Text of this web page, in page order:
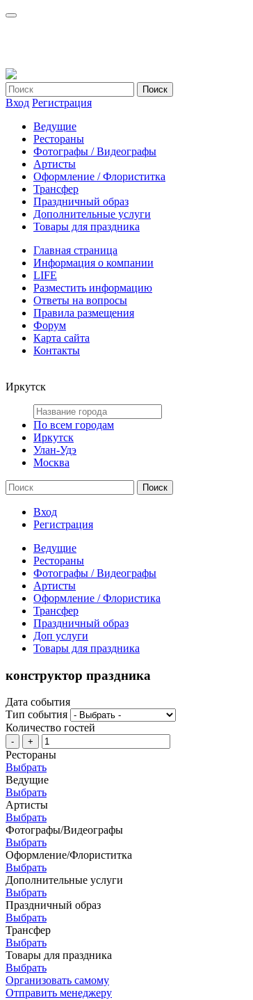
Вход Регистрация
Ведущие
Рестораны
Фотографы / Видеографы
Артисты
Оформление / Флориститка
Трансфер
Праздничный образ
Дополнительные услуги
Товары для праздника
Главная страница
Информация о компании
LIFE
Разместить информацию
Ответы на вопросы
Правила размещения
Форум
Карта сайта
Контакты
Иркутск
По всем городам
Иркутск
Улан-Удэ
Москва
Вход
Регистрация
Ведущие
Рестораны
Фотографы / Видеографы
Артисты
Оформление / Флористика
Трансфер
Праздничный образ
Доп услуги
Товары для праздника
конструктор праздника
Дата события
Тип события
Количество гостей
- +
Рестораны
Выбрать
Ведущие
Выбрать
Артисты
Выбрать
Фотографы/Видеографы
Выбрать
Оформление/Флориститка
Выбрать
Дополнительные услуги
Выбрать
Праздничный образ
Выбрать
Трансфер
Выбрать
Товары для праздника
Выбрать
Организовать самому
Отправить менеджеру